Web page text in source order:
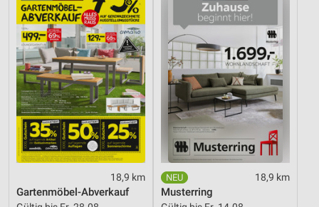
18,9 km
Gartenmöbel-Abverkauf
18,9 km
Musterring